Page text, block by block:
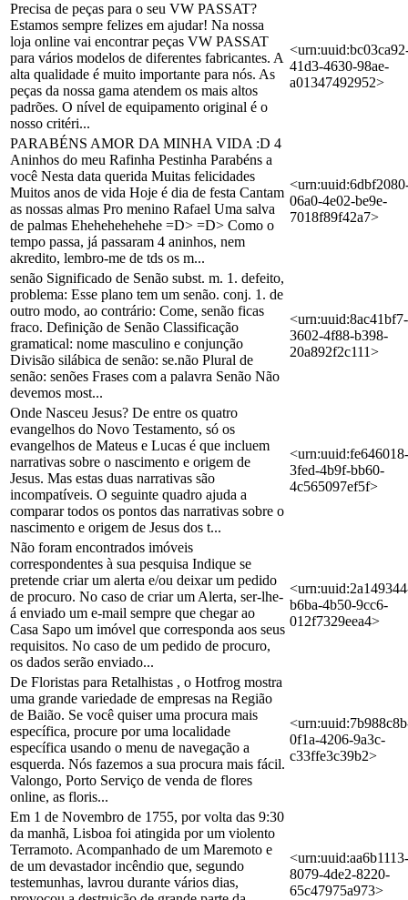
Precisa de peças para o seu VW PASSAT?
Estamos sempre felizes em ajudar! Na nossa
loja online vai encontrar peças VW PASSAT
para vários modelos de diferentes fabricantes. A
alta qualidade é muito importante para nós. As
peças da nossa gama atendem os mais altos
padrões. O nível de equipamento original é o
nosso critéri...
41d3-4630-98ae-
a01347492952>
PARABÉNS AMOR DA MINHA VIDA :D 4
Aninhos do meu Rafinha Pestinha Parabéns a
você Nesta data querida Muitas felicidades
Muitos anos de vida Hoje é dia de festa Cantam
as nossas almas Pro menino Rafael Uma salva
de palmas Ehehehehehehe =D> =D> Como o
tempo passa, já passaram 4 aninhos, nem
akredito, lembro-me de tds os m...
06a0-4e02-be9e-
7018f89f42a7>
senão Significado de Senão subst. m. 1. defeito,
problema: Esse plano tem um senão. conj. 1. de
outro modo, ao contrário: Come, senão ficas
fraco. Definição de Senão Classificação
gramatical: nome masculino e conjunção
Divisão silábica de senão: se.não Plural de
senão: senões Frases com a palavra Senão Não
devemos most...
<urn:uuid:8ac41bf7-
3602-4f88-b398-
20a892f2c111>
Onde Nasceu Jesus? De entre os quatro
evangelhos do Novo Testamento, só os
evangelhos de Mateus e Lucas é que incluem
narrativas sobre o nascimento e origem de
Jesus. Mas estas duas narrativas são
incompatíveis. O seguinte quadro ajuda a
comparar todos os pontos das narrativas sobre o
nascimento e origem de Jesus dos t...
<urn:uuid:fe646018-
3fed-4b9f-bb60-
4c565097ef5f>
Não foram encontrados imóveis
correspondentes à sua pesquisa Indique se
pretende criar um alerta e/ou deixar um pedido
de procuro. No caso de criar um Alerta, ser-lhe-
á enviado um e-mail sempre que chegar ao
Casa Sapo um imóvel que corresponda aos seus
requisitos. No caso de um pedido de procuro,
os dados serão enviado...
b6ba-4b50-9cc6-
012f7329eea4>
De Floristas para Retalhistas , o Hotfrog mostra
uma grande variedade de empresas na Região
de Baião. Se você quiser uma procura mais
específica, procure por uma localidade
específica usando o menu de navegação a
esquerda. Nós fazemos a sua procura mais fácil.
Valongo, Porto Serviço de venda de flores
online, as floris...
0f1a-4206-9a3c-
c33ffe3c39b2>
Em 1 de Novembro de 1755, por volta das 9:30
da manhã, Lisboa foi atingida por um violento
Terramoto. Acompanhado de um Maremoto e
de um devastador incêndio que, segundo
testemunhas, lavrou durante vários dias,
<urn:uuid:aa6b1113-
8079-4de2-8220-
65c47975a973>